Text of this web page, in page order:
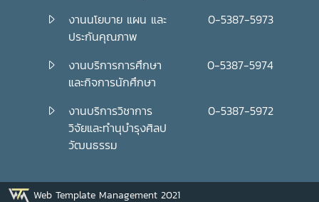
งานนโยบาย แผน และ
ประกันคุณภาพ
0-5387-5973
งานบริการการศึกษา
และกิจการนักศึกษา
0-5387-5974
งานบริการวิชาการ
วิจัยและทำนุบำรุงศิลป
วัฒนธรรม
0-5387-5972
Web Template Management 2021